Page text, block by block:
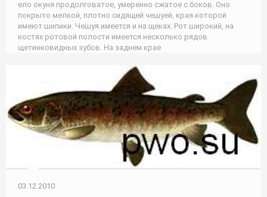
ело окуня продолговатое, умеренно сжатое с боков. Оно
покрыто мелкой, плотно сидящей чешуей, края которой
имеют шипики. Чешуя имеется и на щеках. Рот широкий, на
костях ротовой полости имеется несколько рядов
щетинковидных зубов. На заднем крае
03.12.2010